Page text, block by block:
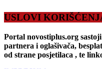
USLOVI
Portal novostiplus.org
partnera i oglašivača,
od strane posjetilaca , te